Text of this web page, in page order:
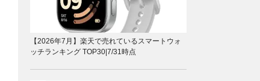
【2026年7月】楽天で売れているスマートウォ
ッチランキング TOP30|7/31時点